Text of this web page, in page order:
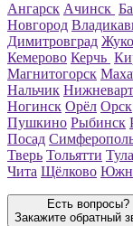
Ангарск Ачинск
Новгород
Димитровград
Кемерово Керчь
Магнитогорск
Нальчик
Ногинск Орёл Орск
Пушкино Рыбинск
Посад
Тверь Тольятти Тула
Чита Щёлково
Есть вопросы?
Закажите обратный